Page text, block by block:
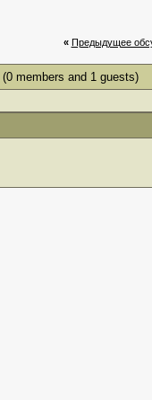
« Предыдущее
(0 members and 1 guests)